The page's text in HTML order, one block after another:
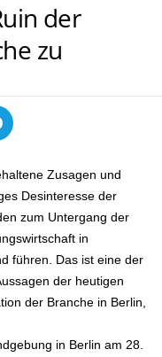
der
zu
Zusagen und
Desinteresse der
zum Untergang der
in
führen. Das ist eine der
der heutigen
der Branche in Berlin,
in Berlin am 28.